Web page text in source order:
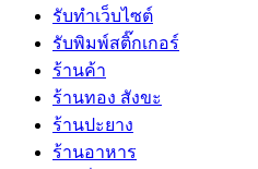
รับทําเว็บไซต์
รับพิมพ์สติ๊กเกอร์
ร้านค้า
ร้านทอง สังขะ
ร้านปะยาง
ร้านอาหาร